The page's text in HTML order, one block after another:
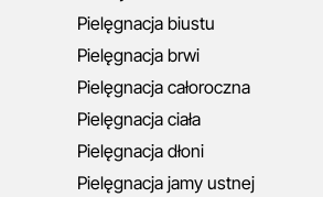
Pielęgnacja biustu
Pielęgnacja brwi
Pielęgnacja całoroczna
Pielęgnacja ciała
Pielęgnacja dłoni
Pielęgnacja jamy ustnej